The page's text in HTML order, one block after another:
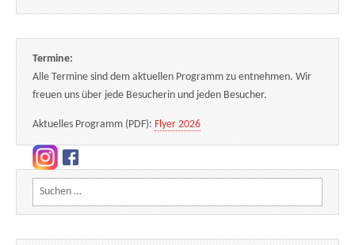
Termine:
Alle Termine sind dem aktuellen Programm zu entnehmen. Wir
freuen uns über jede Besucherin und jeden Besucher.
Aktuelles Programm (PDF): Flyer 2026
Suchen nach: